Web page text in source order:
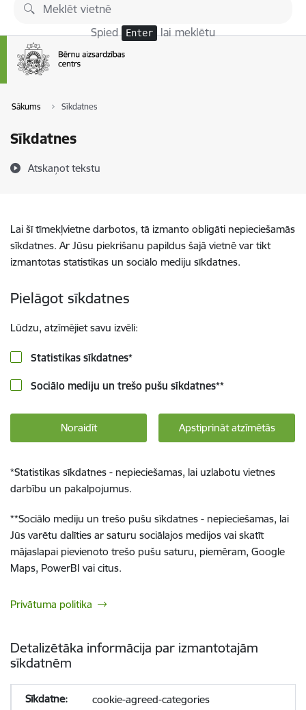
Pāriet uz lapas saturu
Spied Enter lai meklētu
Sākums Sīkdatnes
Sīkdatnes
Atskaņot tekstu
Lai šī tīmekļvietne darbotos, tā izmanto obligāti nepieciešamās
sīkdatnes. Ar Jūsu piekrišanu papildus šajā vietnē var tikt
izmantotas statistikas un sociālo mediju sīkdatnes.
Pielāgot sīkdatnes
Lūdzu, atzīmējiet savu izvēli:
Statistikas sīkdatnes*
Sociālo mediju un trešo pušu sīkdatnes**
Noraidīt Apstiprināt atzīmētās
*Statistikas sīkdatnes - nepieciešamas, lai uzlabotu vietnes
darbību un pakalpojumus.
**Sociālo mediju un trešo pušu sīkdatnes - nepieciešamas, lai
Jūs varētu dalīties ar saturu sociālajos medijos vai skatīt
mājaslapai pievienoto trešo pušu saturu, piemēram, Google
Maps, PowerBI vai citus.
Privātuma politika
Detalizētāka informācija par izmantotajām
sīkdatnēm
cookie-agreed-categories